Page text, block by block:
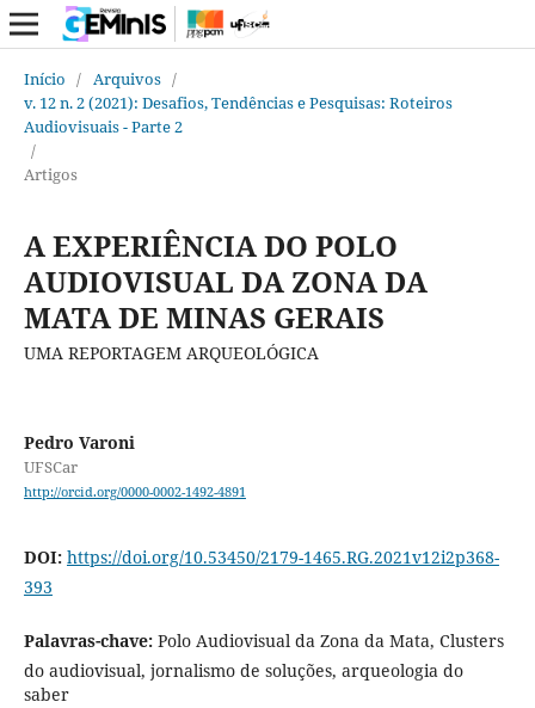
Início / Arquivos /
v. 12 n. 2 (2021): Desafios, Tendências e Pesquisas: Roteiros
Audiovisuais - Parte 2
/
Artigos
A EXPERIÊNCIA DO POLO
AUDIOVISUAL DA ZONA DA
MATA DE MINAS GERAIS
UMA REPORTAGEM ARQUEOLÓGICA
Pedro Varoni
UFSCar
http://orcid.org/0000-0002-1492-4891
DOI: https://doi.org/10.53450/2179-1465.RG.2021v12i2p368-
393
Palavras-chave: Polo Audiovisual da Zona da Mata, Clusters
do audiovisual, jornalismo de soluções, arqueologia do
saber